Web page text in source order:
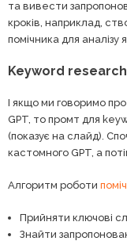
та вивести
кроків, наприклад,
помічника для аналізу
Keyword research
І якщо ми говоримо
GPT, то промт для
(показує на слайд).
кастомного GPT, а
Алгоритм роботи
Прийняти ключові
Знайти